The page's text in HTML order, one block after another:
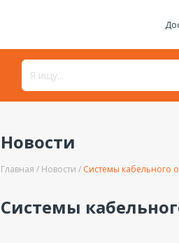
Новости
Главная Новости Системы кабельного
Системы